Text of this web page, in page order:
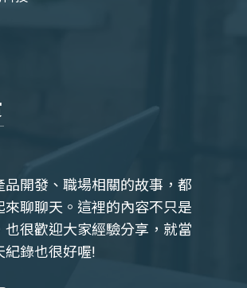
品開發、職場相關的故事，都
來聊聊天。這裡的內容不只是
也很歡迎大家經驗分享，就當
紀錄也很好喔!